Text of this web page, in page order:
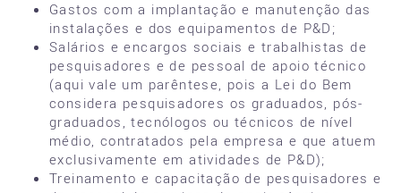
Gastos com a implantação e manutenção das
instalações e dos equipamentos de P&D;
Salários e encargos sociais e trabalhistas de
pesquisadores e de pessoal de apoio técnico
(aqui vale um parêntese, pois a Lei do Bem
considera pesquisadores os graduados, pós-
graduados, tecnólogos ou técnicos de nível
médio, contratados pela empresa e que atuem
exclusivamente em atividades de P&D);
Treinamento e capacitação de pesquisadores e